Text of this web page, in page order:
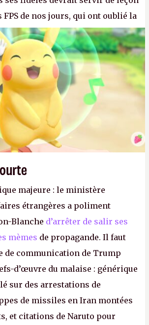
FPS de nos jours, qui ont oublié la
envers leurs joueurs et les
une bonne guerre des
cons !
majeure : le ministère
étrangères a poliment
Blanche d’arrêter de salir ses
mèmes de propagande. Il faut
de communication de Trump
d’œuvre du malaise : générique
sur des arrestations de
de missiles en Iran montées
et citations de Naruto pour